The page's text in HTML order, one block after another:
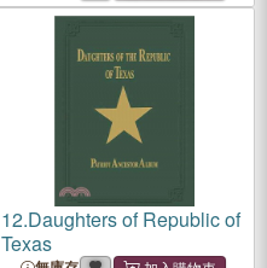
12.Daughters of Republic of
Texas